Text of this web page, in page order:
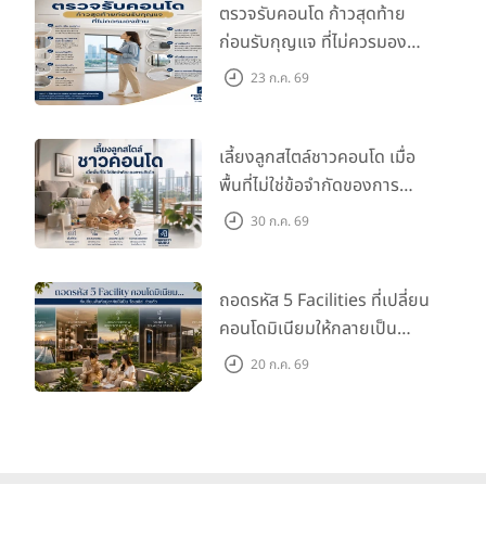
ตรวจรับคอนโด ก้าวสุดท้าย
ก่อนรับกุญแจ ที่ไม่ควรมอง
ข้าม 23 ก.ค. 69
เลี้ยงลูกสไตล์ชาวคอนโด เมื่อ
พื้นที่ไม่ใช่ข้อจำกัดของการ
เติบโต30 ก.ค. 69
ถอดรหัส 5 Facilities ที่เปลี่ยน
คอนโดมิเนียมให้กลายเป็น
‘โอเอซิส’ ส่วนตัวกลางเมือง
20 ก.ค. 69